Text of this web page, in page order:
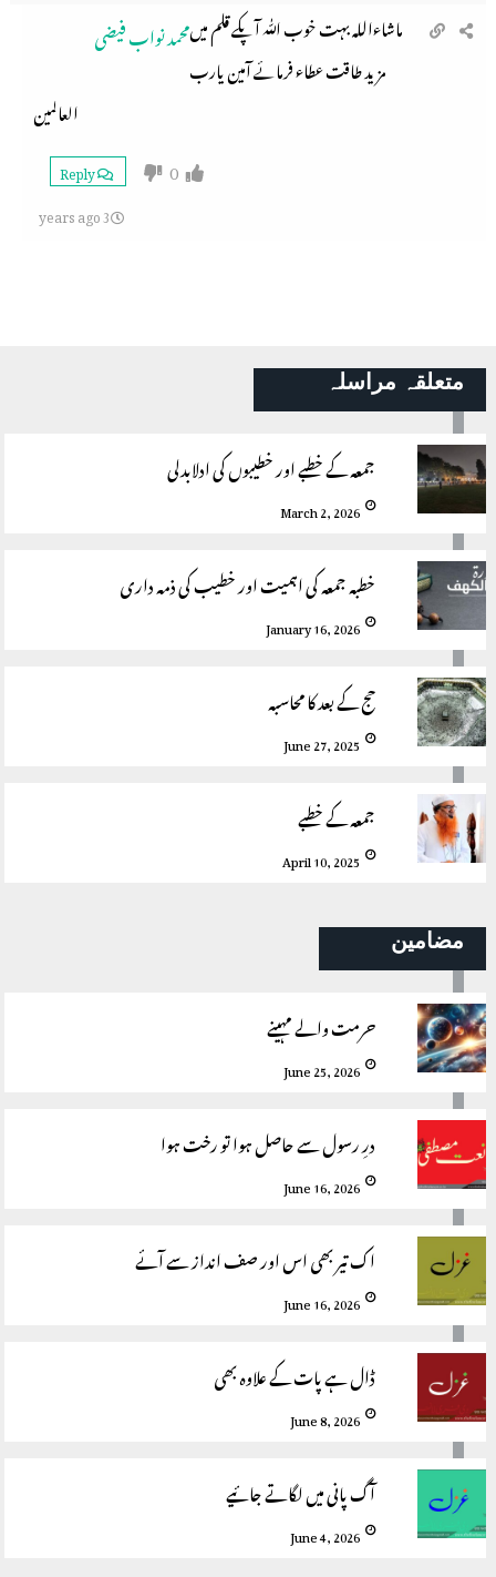
محمد نواب فیضیماشاءاللہ بہت خوب اللّٰہ آپکے قلم میں
مزید طاقت عطاء فرمائے آمین یارب
العالمین
0
Reply
3 years ago
متعلقہ مراسلہ
جمعہ کے خطبے اور خطیبوں کی ادلابدلی
March 2, 2026
خطبہ جمعہ کی اہمیت اور خطیب کی ذمہ داری
January 16, 2026
حج کے بعد کا محاسبہ
June 27, 2025
جمعہ کے خطبے
April 10, 2025
مضامین
حرمت والے مہینے
June 25, 2026
درِ رسول سے حاصل ہوا تو رخت ہوا
June 16, 2026
اک تیر بھی اس اور صف انداز سے آئے
June 16, 2026
ڈال ہے پات کے علاوہ بھی
June 8, 2026
آگ پانی میں لگاتے جائیے
June 4, 2026